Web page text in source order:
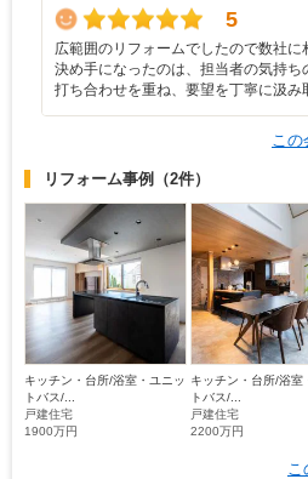
5
広範囲のリフォームでしたので数社に
決め手になったのは、担当者の気持ち
打ち合わせを重ね、要望を丁寧に汲み
こ
リフォーム事例 （2件）
キッチン・台所/浴室・ユニッ
トバス/...
戸建住宅
1900万円
キッチン・台所/浴室
トバス/...
戸建住宅
2200万円